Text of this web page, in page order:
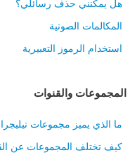
هل يمكنني حذف رسائلي؟
المكالمات الصوتية
استخدام الرموز التعبيرية
المجموعات والقنوات
ما الذي يميز مجموعات
كيف تختلف المجموعات عن